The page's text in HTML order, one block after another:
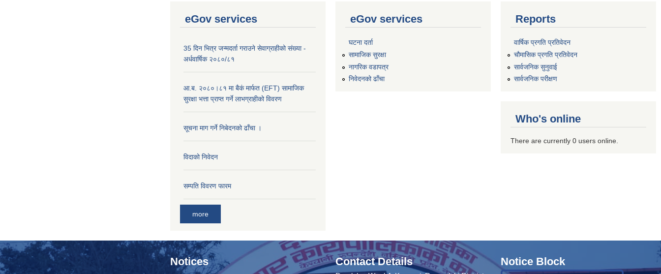
eGov services
35 दिन भित्र जन्मदर्ता गराउने सेवाग्राहीको संख्या -
अर्धवार्षिक २०८०/८१
आ.ब. २०८०।८१ मा बैकं मार्फत (EFT) सामाजिक
सुरक्षा भत्ता प्राप्त गर्ने लाभग्राहीको विवरण
सूचना माग गर्ने निबेदनको ढाँचा ।
विदाको निवेदन
सम्पति विवरण फारम
more
eGov services
घटना दर्ता
सामाजिक सुरक्षा
नागरिक वडापत्र
निवेदनको ढाँचा
Reports
वार्षिक प्रगति प्रतिवेदन
चौमासिक प्रगति प्रतिवेदन
सार्वजनिक सुनुवाई
सार्वजनिक परीक्षण
Who's online
There are currently 0 users online.
Notices Contact Details Notice Block